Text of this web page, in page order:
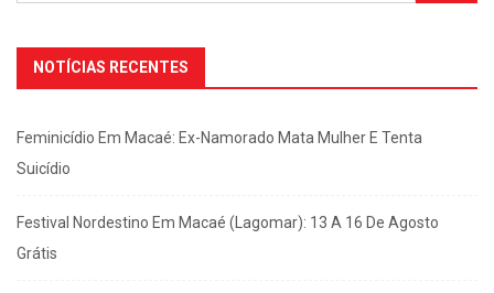
NOTÍCIAS RECENTES
Feminicídio Em Macaé: Ex-Namorado Mata Mulher E Tenta
Suicídio
Festival Nordestino Em Macaé (Lagomar): 13 A 16 De Agosto
Grátis